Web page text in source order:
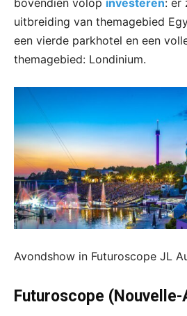
bovendien volop investeren: er
uitbreiding van themagebied
een vierde parkhotel en een
themagebied: Londinium.
Avondshow in Futuroscope JL
Futuroscope